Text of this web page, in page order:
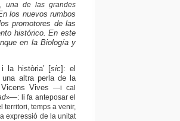
una de las grandes
los nuevos rumbos
promotores de las
histórico. En este
en la Biología y
i la història’ [sic]: el
altra perla de la
Vives —i cal
»—: li fa anteposar el
territori, temps a venir,
expressió de la unitat